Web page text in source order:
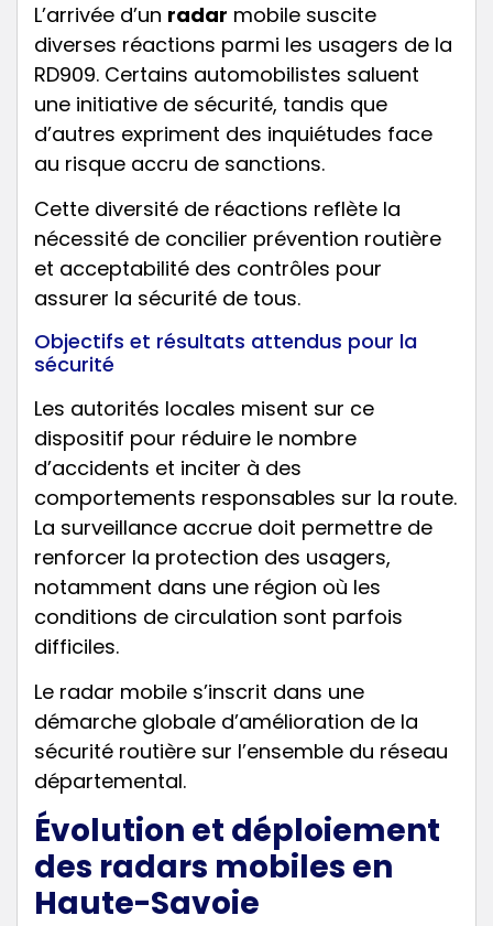
L’arrivée d’un radar mobile suscite
diverses réactions parmi les usagers de la
RD909. Certains automobilistes saluent
une initiative de sécurité, tandis que
d’autres expriment des inquiétudes face
au risque accru de sanctions.
Cette diversité de réactions reflète la
nécessité de concilier prévention routière
et acceptabilité des contrôles pour
assurer la sécurité de tous.
Objectifs et résultats attendus pour la
sécurité
Les autorités locales misent sur ce
dispositif pour réduire le nombre
d’accidents et inciter à des
comportements responsables sur la route.
La surveillance accrue doit permettre de
renforcer la protection des usagers,
notamment dans une région où les
conditions de circulation sont parfois
difficiles.
Le radar mobile s’inscrit dans une
démarche globale d’amélioration de la
sécurité routière sur l’ensemble du réseau
départemental.
Évolution et déploiement
des radars mobiles en
Haute-Savoie